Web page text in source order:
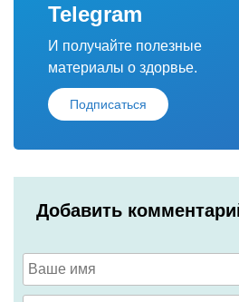
Telegram
И получайте полезные
материалы о здорвье.
Подписаться
Добавить